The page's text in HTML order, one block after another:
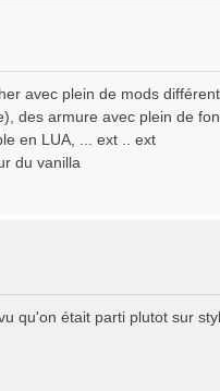
avec plein de mods
des armure avec plein de
en LUA, ... ext .. ext
du vanilla
qu'on était parti plutot sur